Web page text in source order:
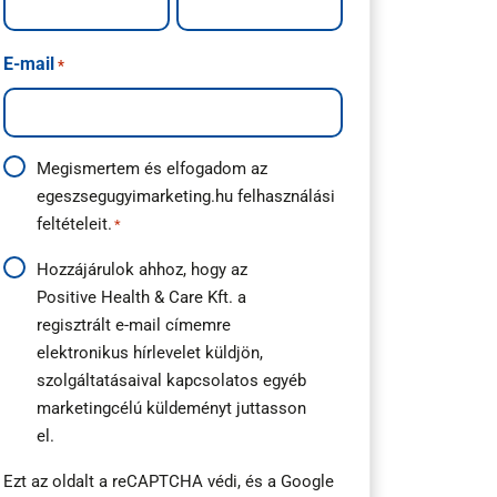
E-mail *
Adatkezelési
útmutató
Megismertem és elfogadom az
egeszsegugyimarketing.hu felhasználási
feltételeit. *
Hírlevél
feliratkozás
Hozzájárulok ahhoz, hogy az
Positive Health & Care Kft. a
regisztrált e-mail címemre
elektronikus hírlevelet küldjön,
szolgáltatásaival kapcsolatos egyéb
marketingcélú küldeményt juttasson
el.
Ezt az oldalt a reCAPTCHA védi, és a Google